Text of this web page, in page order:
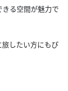
る空間が魅力で
したい方にもぴ